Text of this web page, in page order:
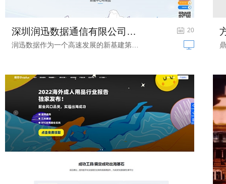
数据采集服务网站建设 深圳润迅数据通信有限公司网站建设项目... 20